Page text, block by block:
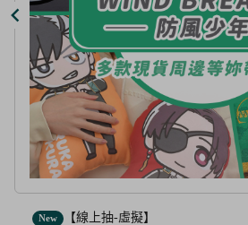
New 【線上抽-虛擬】